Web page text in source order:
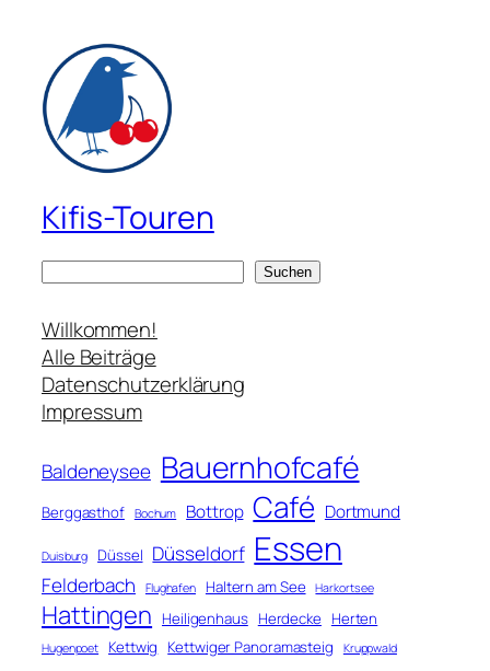
Kifis-Touren
c
h
e
n
Suchen
Willkommen!
Alle Beiträge
Datenschutzerklärung
Impressum
Baldeneysee Bauernhofcafé
Berggasthof Bochum Bottrop Café Dortmund
Duisburg Düssel Düsseldorf Essen
Felderbach Flughafen Haltern am See Harkortsee
Hattingen Heiligenhaus Herdecke Herten
Hugenpoet Kettwig Kettwiger Panoramasteig
Kruppwald